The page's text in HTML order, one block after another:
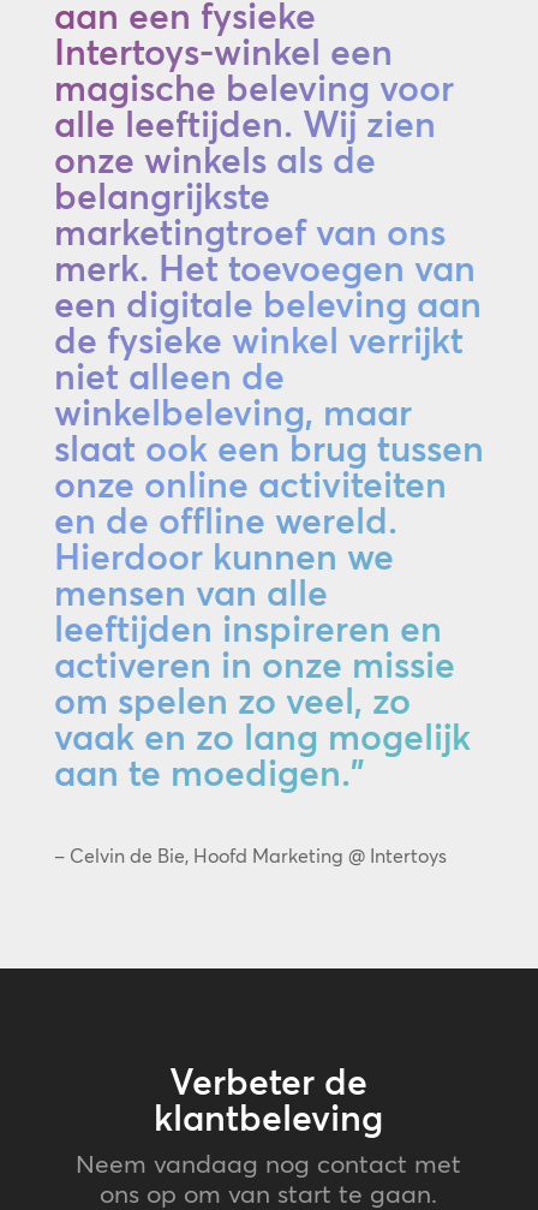
aan een fysieke
Intertoys-winkel een
magische beleving voor
alle leeftijden. Wij zien
onze winkels als de
belangrijkste
marketingtroef van ons
merk. Het toevoegen van
een digitale beleving aan
de fysieke winkel verrijkt
niet alleen de
winkelbeleving, maar
slaat ook een brug tussen
onze online activiteiten
en de offline wereld.
Hierdoor kunnen we
mensen van alle
leeftijden inspireren en
activeren in onze missie
om spelen zo veel, zo
vaak en zo lang mogelijk
aan te moedigen."
– Celvin de Bie, Hoofd Marketing @ Intertoys
Verbeter de
klantbeleving
Neem vandaag nog contact met
ons op om van start te gaan.